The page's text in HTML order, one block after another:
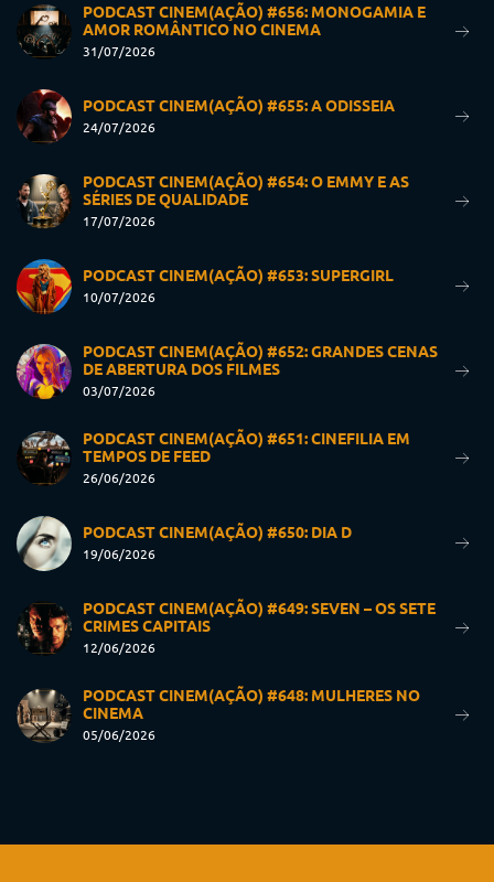
PODCAST CINEM(AÇÃO) #656: MONOGAMIA E
AMOR ROMÂNTICO NO CINEMA
31/07/2026
PODCAST CINEM(AÇÃO) #655: A ODISSEIA
24/07/2026
PODCAST CINEM(AÇÃO) #654: O EMMY E AS
SÉRIES DE QUALIDADE
17/07/2026
PODCAST CINEM(AÇÃO) #653: SUPERGIRL
10/07/2026
PODCAST CINEM(AÇÃO) #652: GRANDES CENAS
DE ABERTURA DOS FILMES
03/07/2026
PODCAST CINEM(AÇÃO) #651: CINEFILIA EM
TEMPOS DE FEED
26/06/2026
PODCAST CINEM(AÇÃO) #650: DIA D
19/06/2026
PODCAST CINEM(AÇÃO) #649: SEVEN – OS SETE
CRIMES CAPITAIS
12/06/2026
PODCAST CINEM(AÇÃO) #648: MULHERES NO
CINEMA
05/06/2026